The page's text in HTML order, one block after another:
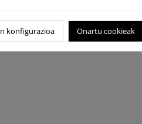
konfigurazioa Onartu cookieak